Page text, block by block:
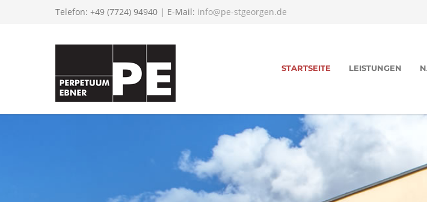
Telefon: +49 (7724) 94940 | E-Mail: info@pe-stgeorgen.de
STARTSEITE LEISTUNGEN